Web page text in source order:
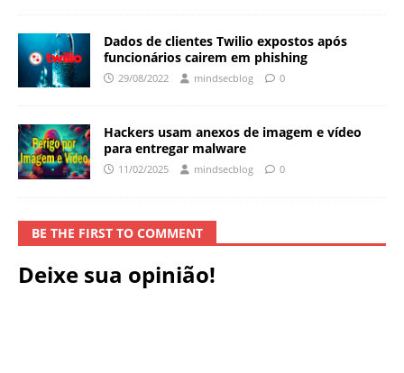
Dados de clientes Twilio expostos após
funcionários cairem em phishing
29/08/2022 mindsecblog 0
Hackers usam anexos de imagem e vídeo
para entregar malware
11/02/2025 mindsecblog 0
BE THE FIRST TO COMMENT
Deixe sua opinião!